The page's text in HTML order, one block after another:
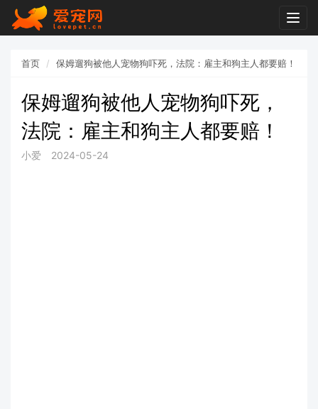
首页 保姆遛狗被他人宠物狗吓死，法院：雇主和狗主人都要赔！
保姆遛狗被他人宠物狗吓死，
法院：雇主和狗主人都要赔！
小爱 2024-05-24